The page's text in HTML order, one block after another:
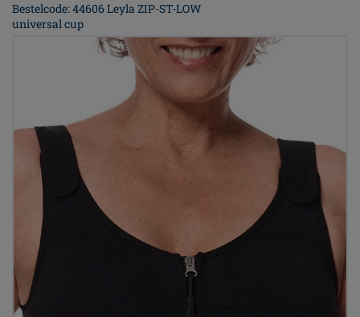
Bestelcode: 44606 Leyla ZIP-ST-LOW
universal cup